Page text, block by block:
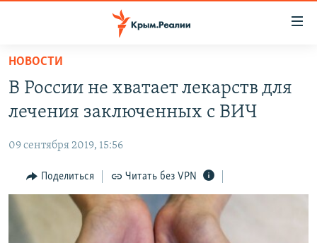
Вернуться
основному
содержанию
навигации
Вернутся
поиску
КАРТА ВОЕННЫХ ОБЪЕКТОВ КРЫМА
11 ЛЕТ ОККУПАЦИИ КРЫМА. 11 ИСТОРИЙ СОПРОТИВЛЕНИЯ
ИСТОРИЯ
ЕЩЕ
ИНТЕРАКТИВ
ИНФОГРАФИКА
РАДІО СВОБОДА
КАК ОБОЙТИ БЛОКИРОВКУ
НОВОСТИ
В России не хватает лекарств для
лечения заключенных с ВИЧ
09 сентября 2019, 15:56
Поделиться Читать без VPN